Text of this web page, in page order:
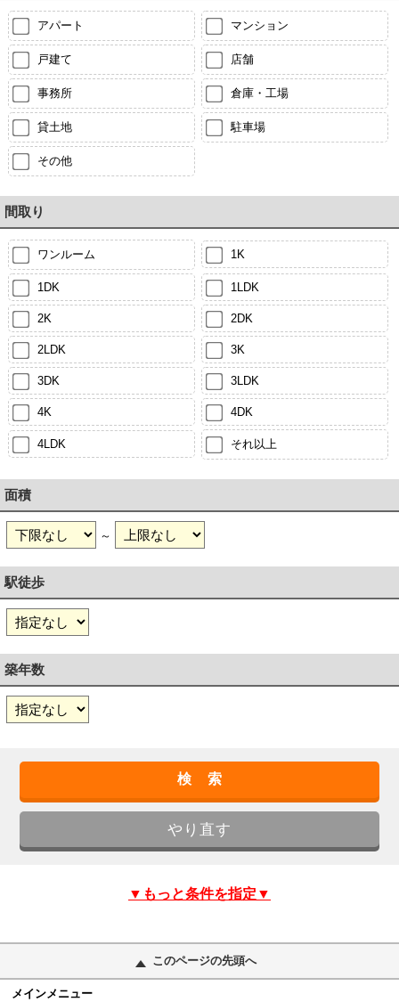
アパート マンション
戸建て 店舗
事務所 倉庫・工場
貸土地 駐車場
その他
間取り
ワンルーム 1K
1DK 1LDK
2K 2DK
2LDK 3K
3DK 3LDK
4K 4DK
4LDK それ以上
面積
～
駅徒歩
築年数
▼もっと条件を指定▼
このページの先頭へ
メインメニュー